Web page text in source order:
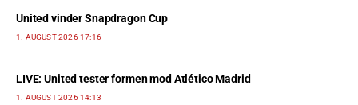
United vinder Snapdragon Cup
1. AUGUST 2026 17:16
LIVE: United tester formen mod Atlético Madrid
1. AUGUST 2026 14:13